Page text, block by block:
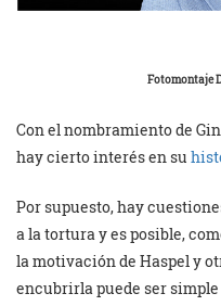
Fotomontaje
Con el nombramiento de
hay cierto interés en su
Por supuesto, hay
a la tortura y es posible,
la motivación de Haspel y
encubrirla puede ser